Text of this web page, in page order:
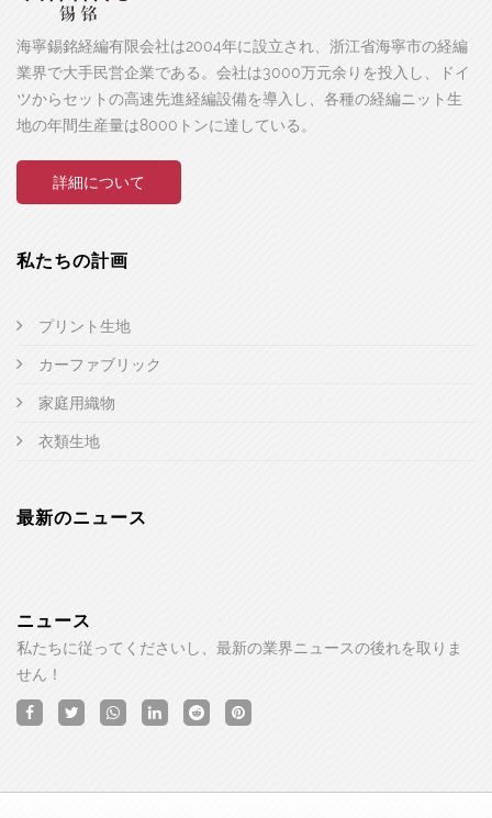
海寧錫銘経編有限会社は2004年に設立され、浙江省海寧市の経編
業界で大手民営企業である。会社は3000万元余りを投入し、ドイ
ツからセットの高速先進経編設備を導入し、各種の経編ニット生
地の年間生産量は8000トンに達している。
詳細について
私たちの計画
プリント生地
カーファブリック
家庭用織物
衣類生地
最新のニュース
ニュース
私たちに従ってくださいし、最新の業界ニュースの後れを取りま
せん！